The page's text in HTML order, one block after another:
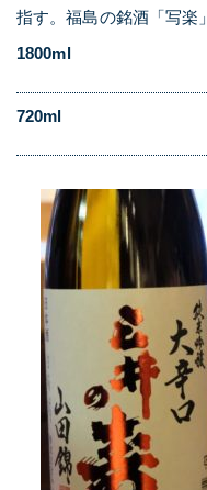
指す。福島の銘酒「写楽」
1800ml
720ml